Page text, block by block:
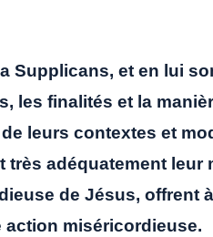
Supplicans, et en lui
les finalités et la
leurs contextes et
adéquatement leur
de Jésus, offrent
miséricordieuse.